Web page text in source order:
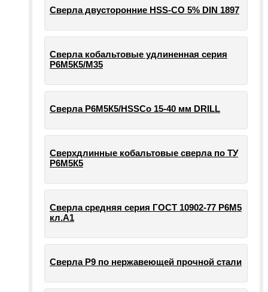
Сверла двусторонние HSS-CO 5% DIN 1897
Сверла кобальтовые удлиненная серия
Р6М5К5/М35
Сверла Р6М5К5/HSSCo 15-40 мм DRILL
Сверхдлинные кобальтовые сверла по ТУ
Р6М5К5
Сверла средняя серия ГОСТ 10902-77 Р6М5
кл.А1
Сверла Р9 по нержавеющей прочной стали